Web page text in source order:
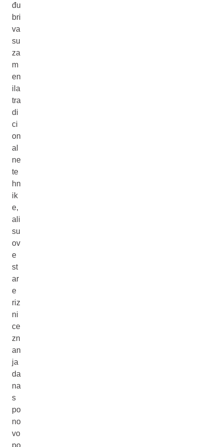
đu
bri
va
su
za
m
en
ila
tra
di
ci
on
al
ne
te
hn
ik
e,
ali
su
ov
e
st
ar
e
riz
ni
ce
zn
an
ja
da
na
s
po
no
vo
po